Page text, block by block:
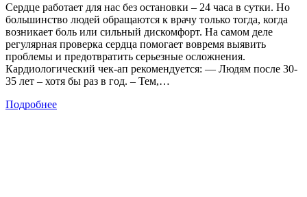
Сердце работает для нас без остановки – 24 часа в сутки. Но
большинство людей обращаются к врачу только тогда, когда
возникает боль или сильный дискомфорт. На самом деле
регулярная проверка сердца помогает вовремя выявить
проблемы и предотвратить серьезные осложнения.
Кардиологический чек-ап рекомендуется: — Людям после 30-
35 лет – хотя бы раз в год. – Тем,…
Подробнее